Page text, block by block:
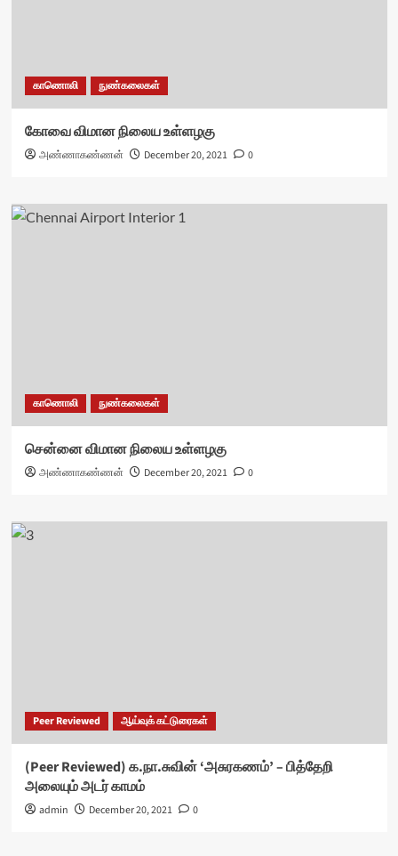
காணொலி நுண்கலைகள்
கோவை விமான நிலைய உள்ளழகு
அண்ணாகண்ணன் December 20, 2021 0
காணொலி நுண்கலைகள்
சென்னை விமான நிலைய உள்ளழகு
அண்ணாகண்ணன் December 20, 2021 0
Peer Reviewed ஆய்வுக் கட்டுரைகள்
(Peer Reviewed) க.நா.சுவின் ‘அசுரகணம்’ – பித்தேறி
அலையும் அடர் காமம்
admin December 20, 2021 0